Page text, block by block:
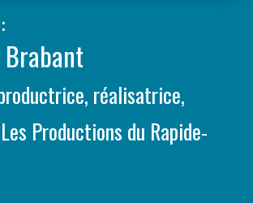
Brabant
réalisatrice,
Productions du Rapide-